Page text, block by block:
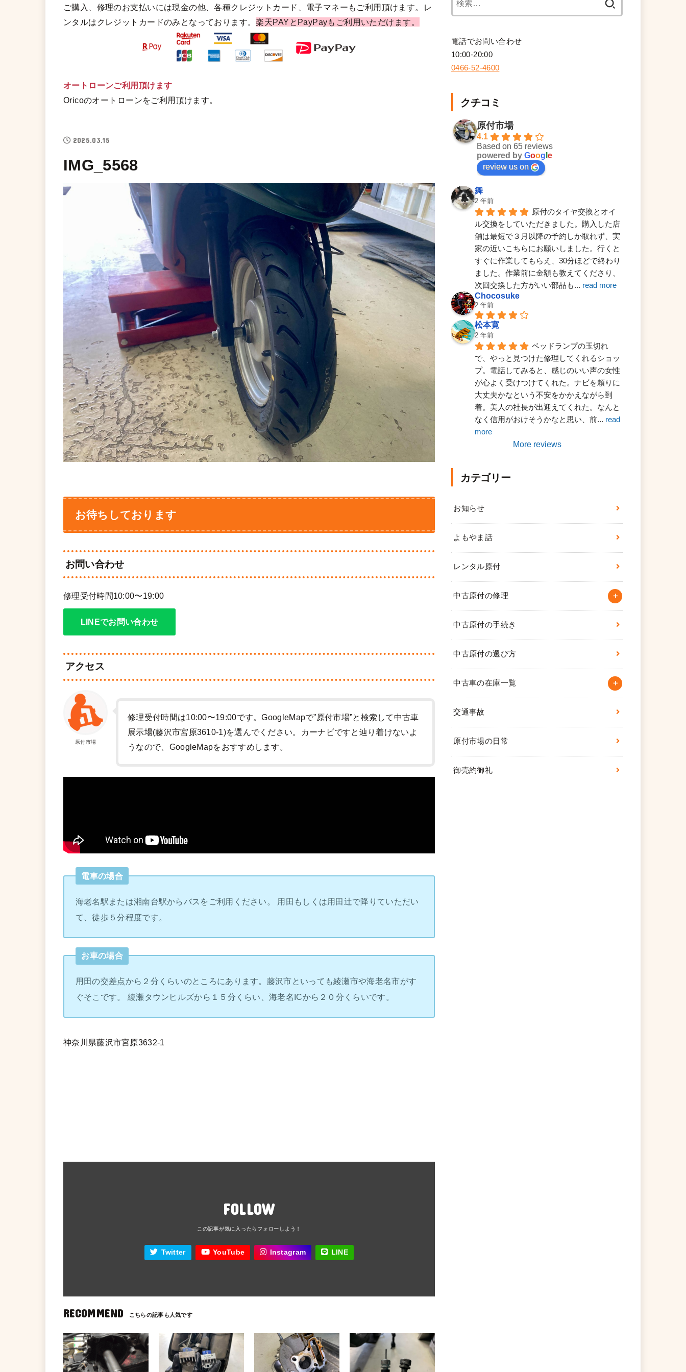
ご購入、修理のお支払いには現金の他、各種クレジットカード、電子マネーもご利用頂けます。レ
ンタルはクレジットカードのみとなっております。楽天PAYとPayPayもご利用いただけます。
オートローンご利用頂けます
Oricoのオートローンをご利用頂けます。
2025.03.15
IMG_5568
お待ちしております
お問い合わせ
修理受付時間10:00〜19:00
LINEでお問い合わせ
アクセス
原付市場
修理受付時間は10:00〜19:00です。GoogleMapで”原付市場”と検索して中古車
展示場(藤沢市宮原3610-1)を選んでください。カーナビですと辿り着けないよ
うなので、GoogleMapをおすすめします。
電車の場合
海老名駅または湘南台駅からバスをご利用ください。 用田もしくは用田辻で降りていただい
て、徒歩５分程度です。
お車の場合
用田の交差点から２分くらいのところにあります。藤沢市といっても綾瀬市や海老名市がす
ぐそこです。 綾瀬タウンヒルズから１５分くらい、海老名ICから２０分くらいです。
神奈川県藤沢市宮原3632-1
FOLLOW
Twitter YouTube Instagram LINE
RECOMMEND
電話でお問い合わせ
10:00-20:00
0466-52-4600
クチコミ
原付市場
4.1
Based on 65 reviews
powered by Goog e
review us on
舞
2 年前
原付のタイヤ交換とオイ
ル交換をしていただきました。購入した店
舗は最短で３月以降の予約しか取れず、実
家の近いこちらにお願いしました。行くと
すぐに作業してもらえ、30分ほどで終わり
ました。作業前に金額も教えてくださり、
次回交換した方がいい部品も... read more
Chocosuke
2 年前
松本寛
2 年前
ベッドランプの玉切れ
で、やっと見つけた修理してくれるショッ
プ。電話してみると、感じのいい声の女性
が心よく受けつけてくれた。ナビを頼りに
大丈夫かなという不安をかかえながら到
着。美人の社長が出迎えてくれた。なんと
なく信用がおけそうかなと思い、前... read
more
More reviews
カテゴリー
お知らせ
よもやま話
レンタル原付
中古原付の修理
中古原付の手続き
中古原付の選び方
中古車の在庫一覧
交通事故
原付市場の日常
御売約御礼